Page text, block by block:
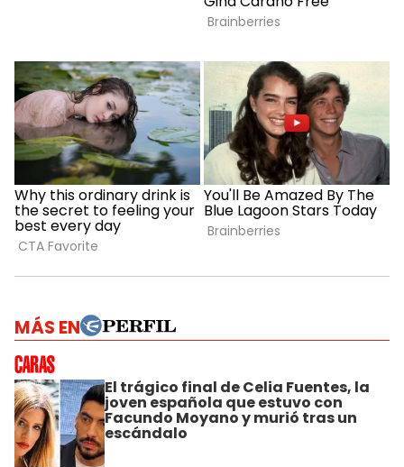
MÁS EN
El trágico final de Celia Fuentes, la
joven española que estuvo con
Facundo Moyano y murió tras un
escándalo